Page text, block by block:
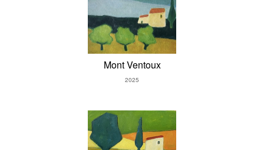
Mont Ventoux
2025